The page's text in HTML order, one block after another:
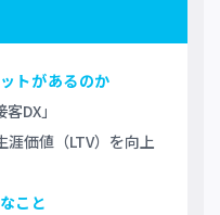
トがあるのか
DX」
価値（LTV）を向上
こと